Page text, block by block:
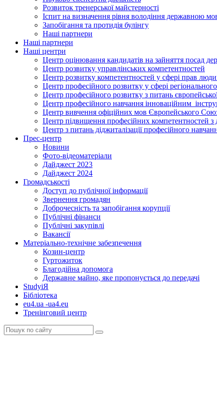
Розвиток тренерської майстерності
Іспит на визначення рівня володіння державною
Запобігання та протидія булінгу
Наші партнери
Наші партнери
Наші центри
Центр оцінювання кандидатів на зайняття посад
Центр розвитку управлінських компетентностей
Центр розвитку компетентностей у сфері прав
Центр професійного розвитку у сфері
Центр професійного розвитку з питань європейської
Центр професійного навчання інноваційним
Центр вивчення офіційних мов Європейського
Центр підвищення професійних компетентностей з
Центр з питань діджиталізації професійного
Прес-центр
Новини
Фото-відеоматеріали
Дайджест 2023
Дайджест 2024
Громадськості
Доступ до публічної інформації
Звернення громадян
Доброчесність та запобігання корупції
Публічні фінанси
Публічні закупівлі
Вакансії
Матеріально-технічне забезпечення
Козин-центр
Гуртожиток
Благодійна допомога
Державне майно, яке пропонується до передачі
StudyіЯ
Бібліотека
eu4.ua -ua4.eu
Тренінговий центр